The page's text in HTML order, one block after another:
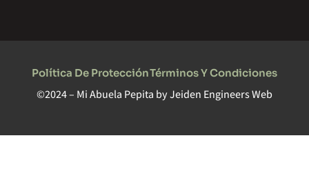
Política De ProtecciónTérminos Y Condiciones
©2024 – Mi Abuela Pepita byJeiden Engineers Web